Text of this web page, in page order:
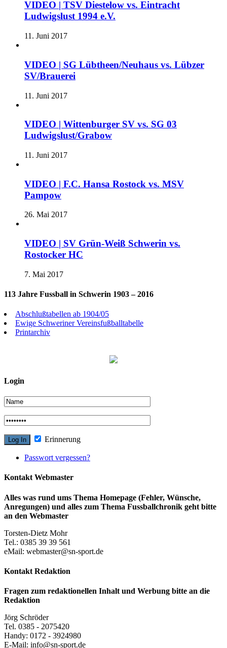
VIDEO | TSV Diestelow vs. Eintracht
Ludwigslust 1994 e.V.
11. Juni 2017
VIDEO | SG Lübtheen/Neuhaus vs. Lübzer
SV/Brauerei
11. Juni 2017
VIDEO | Wittenburger SV vs. SG 03
Ludwigslust/Grabow
11. Juni 2017
VIDEO | F.C. Hansa Rostock vs. MSV
Pampow
26. Mai 2017
VIDEO | SV Grün-Weiß Schwerin vs.
Rostocker HC
7. Mai 2017
113 Jahre Fussball in Schwerin 1903 – 2016
Abschlußtabellen ab 1904/05
Ewige Schweriner Vereinsfußballtabelle
Printarchiv
Login
Erinnerung
Passwort vergessen?
Kontakt Webmaster
Alles was rund ums Thema Homepage (Fehler, Wünsche,
Anregungen) und alles zum Thema Fussballchronik geht bitte
an den Webmaster
Torsten-Dietz Mohr
Tel.: 0385 39 39 561
eMail: webmaster@sn-sport.de
Kontakt Redaktion
Fragen zum redaktionellen Inhalt und Werbung bitte an die
Redaktion
Jörg Schröder
Tel. 0385 - 2075420
Handy: 0172 - 3924980
E-Mail: info@sn-sport.de